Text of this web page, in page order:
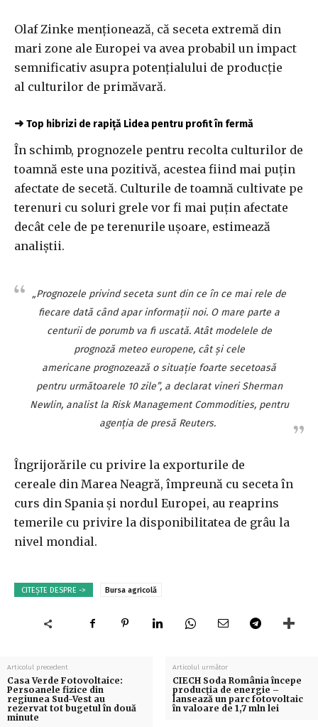
Olaf Zinke menționează, că seceta extremă din
mari zone ale Europei va avea probabil un impact
semnificativ asupra potențialului de producție
al culturilor de primăvară.
➜ Top hibrizi de rapiță Lidea pentru profit în fermă
În schimb, prognozele pentru recolta culturilor de
toamnă este una pozitivă, acestea fiind mai puțin
afectate de secetă. Culturile de toamnă cultivate pe
terenuri cu soluri grele vor fi mai puțin afectate
decât cele de pe terenurile ușoare, estimează
analiștii.
„Prognozele privind seceta sunt din ce în ce mai rele de
fiecare dată când apar informații noi. O mare parte a
centurii de porumb va fi uscată. Atât modelele de
prognoză meteo europene, cât și cele
americane prognozează o situație foarte secetoasă
pentru următoarele 10 zile”, a declarat vineri Sherman
Newlin, analist la Risk Management Commodities, pentru
agenția de presă Reuters.
Îngrijorările cu privire la exporturile de
cereale din Marea Neagră, împreună cu seceta în
curs din Spania și nordul Europei, au reaprins
temerile cu privire la disponibilitatea de grâu la
nivel mondial.
CITEȘTE DESPRE -> Bursa agricolă
Articolul precedent
Casa Verde Fotovoltaice:
Persoanele fizice din
regiunea Sud-Vest au
rezervat tot bugetul în două
minute
Articolul următor
CIECH Soda România începe
producția de energie –
lansează un parc fotovoltaic
în valoare de 1,7 mln lei